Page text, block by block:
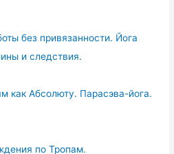
без привязанности. Йога
и следствия.
как Абсолюту. Парасэва-йога.
по Тропам.